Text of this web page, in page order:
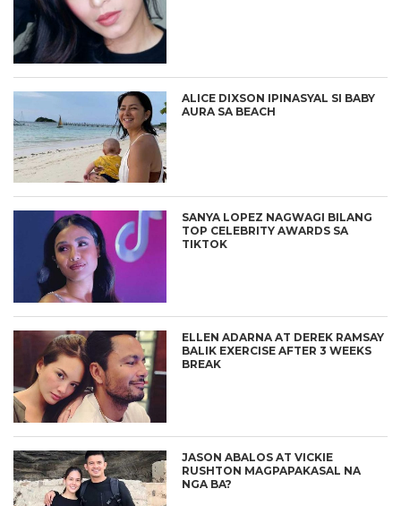
ALICE DIXSON IPINASYAL SI BABY
AURA SA BEACH
SANYA LOPEZ NAGWAGI BILANG
TOP CELEBRITY AWARDS SA
TIKTOK
ELLEN ADARNA AT DEREK RAMSAY
BALIK EXERCISE AFTER 3 WEEKS
BREAK
JASON ABALOS AT VICKIE
RUSHTON MAGPAPAKASAL NA
NGA BA?